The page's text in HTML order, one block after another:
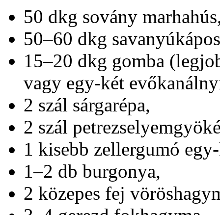
50 dkg sovány
50–60 dkg
15–20 dkg gomba
vagy egy-két
2 szál sárgarépa,
2 szál
1 kisebb zellergumó
1–2 db burgonya,
2 közepes fej